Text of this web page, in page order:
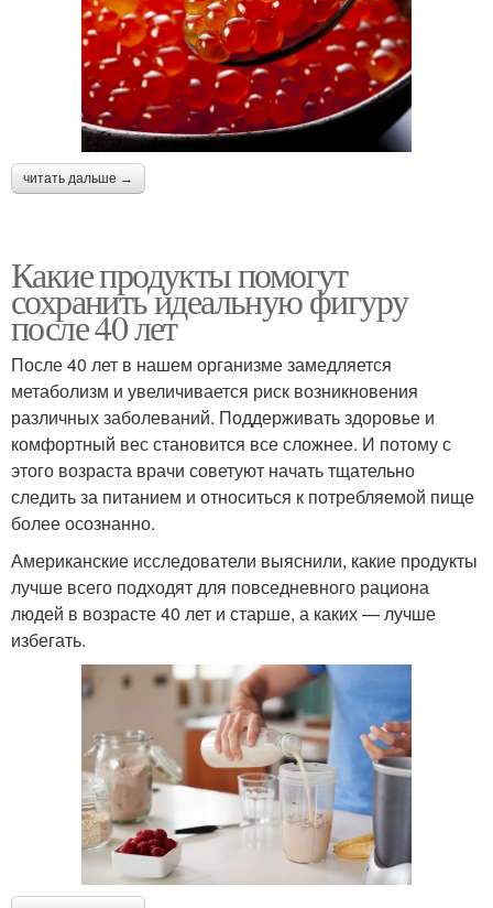
читать дальше →
Какие продукты помогут
сохранить идеальную фигуру
после 40 лет
После 40 лет в нашем организме замедляется
метаболизм и увеличивается риск возникновения
различных заболеваний. Поддерживать здоровье и
комфортный вес становится все сложнее. И потому с
этого возраста врачи советуют начать тщательно
следить за питанием и относиться к потребляемой пище
более осознанно.
Американские исследователи выяснили, какие продукты
лучше всего подходят для повседневного рациона
людей в возрасте 40 лет и старше, а каких — лучше
избегать.